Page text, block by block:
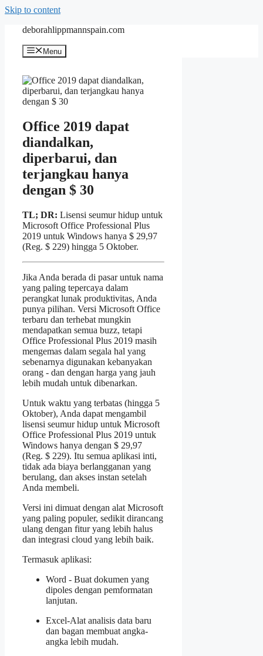
Skip to content
deborahlippmannspain.com
Menu
Office 2019 dapat
diandalkan,
diperbarui, dan
terjangkau hanya
dengan $ 30
TL; DR: Lisensi seumur hidup untuk
Microsoft Office Professional Plus
2019 untuk Windows hanya $ 29,97
(Reg. $ 229) hingga 5 Oktober.
Jika Anda berada di pasar untuk nama
yang paling tepercaya dalam
perangkat lunak produktivitas, Anda
punya pilihan. Versi Microsoft Office
terbaru dan terhebat mungkin
mendapatkan semua buzz, tetapi
Office Professional Plus 2019 masih
mengemas dalam segala hal yang
sebenarnya digunakan kebanyakan
orang - dan dengan harga yang jauh
lebih mudah untuk dibenarkan.
Untuk waktu yang terbatas (hingga 5
Oktober), Anda dapat mengambil
lisensi seumur hidup untuk Microsoft
Office Professional Plus 2019 untuk
Windows hanya dengan $ 29,97
(Reg. $ 229). Itu semua aplikasi inti,
tidak ada biaya berlangganan yang
berulang, dan akses instan setelah
Anda membeli.
Versi ini dimuat dengan alat Microsoft
yang paling populer, sedikit dirancang
ulang dengan fitur yang lebih halus
dan integrasi cloud yang lebih baik.
Termasuk aplikasi:
Word - Buat dokumen yang
dipoles dengan pemformatan
lanjutan.
Excel-Alat analisis data baru
dan bagan membuat angka-
angka lebih mudah.